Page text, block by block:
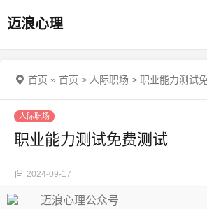
迈浪心理
首页 » 首页 > 人际职场 > 职业能力测试
人际职场
职业能力测试免费测试
2024-09-17